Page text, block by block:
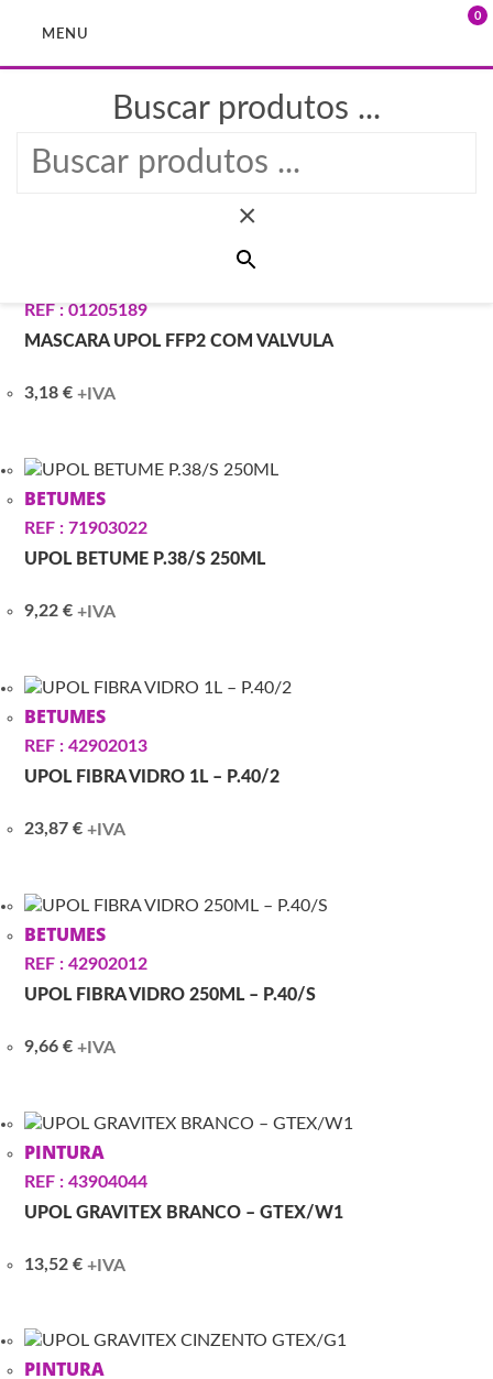
0
MENU
Buscar produtos ...
×
REF : 01205189
MASCARA UPOL FFP2 COM VALVULA
3,18€ +IVA
BETUMES
REF : 71903022
UPOL BETUME P.38/S 250ML
9,22€ +IVA
BETUMES
REF : 42902013
UPOL FIBRA VIDRO 1L – P.40/2
23,87€ +IVA
BETUMES
REF : 42902012
UPOL FIBRA VIDRO 250ML – P.40/S
9,66€ +IVA
PINTURA
REF : 43904044
UPOL GRAVITEX BRANCO – GTEX/W1
13,52€ +IVA
PINTURA